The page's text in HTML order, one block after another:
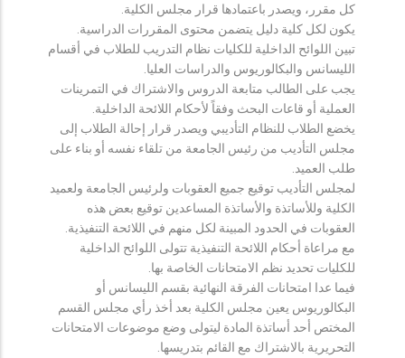
كل مقرر، ويصدر باعتمادها قرار مجلس الكلية.
يكون لكل كلية دليل يتضمن محتوى المقررات الدراسية.
تبين اللوائح الداخلية للكليات نظام التدريب للطلاب في أقسام
الليسانس والبكالوريوس والدراسات العليا.
يجب على الطالب متابعة الدروس والاشتراك في التمرينات
العملية أو قاعات البحث وفقاً لأحكام اللائحة الداخلية.
يخضع الطلاب للنظام التأديبي ويصدر قرار إحالة الطلاب إلى
مجلس التأديب من رئيس الجامعة من تلقاء نفسه أو بناء على
طلب العميد.
لمجلس التأديب توقيع جميع العقوبات ولرئيس الجامعة ولعميد
الكلية وللأساتذة والأساتذة المساعدين توقيع بعض هذه
العقوبات في الحدود المبينة لكل منهم في اللائحة التنفيذية.
مع مراعاة أحكام اللائحة التنفيذية تتولى اللوائح الداخلية
للكليات تحديد نظم الامتحانات الخاصة بها.
فيما عدا امتحانات الفرقة النهائية بقسم الليسانس أو
البكالوريوس يعين مجلس الكلية بعد أخذ رأي مجلس القسم
المختص أحد أساتذة المادة ليتولى وضع موضوعات الامتحانات
التحريرية بالاشتراك مع القائم بتدريسها.